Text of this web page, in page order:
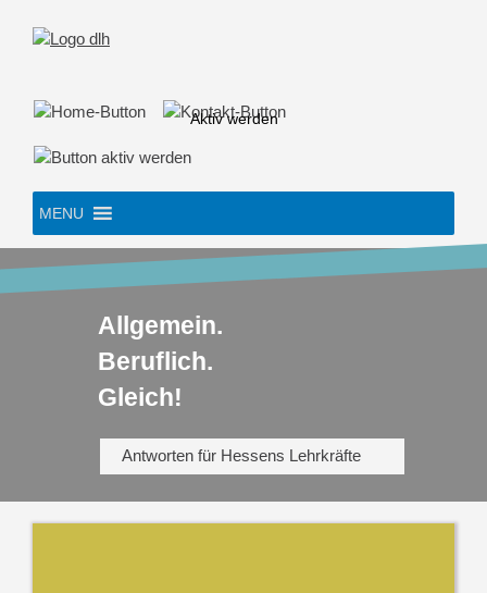
Aktiv werden
MENU
Allgemein.
Beruflich.
Gleich!
Antworten für Hessens Lehrkräfte